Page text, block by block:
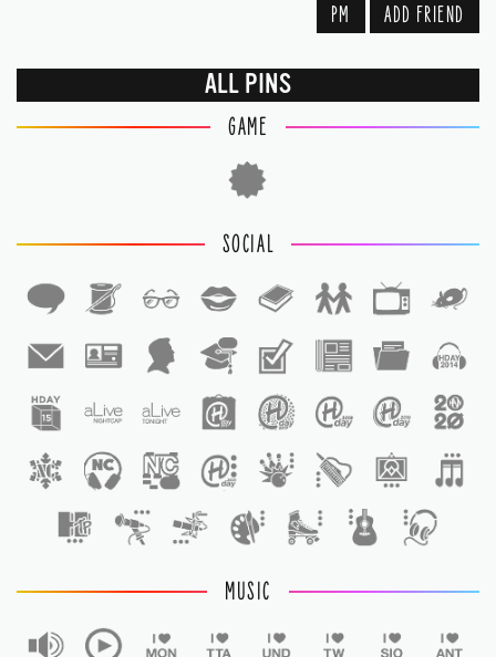
PM ADD FRIEND
ALL PINS
GAME
SOCIAL
MUSIC